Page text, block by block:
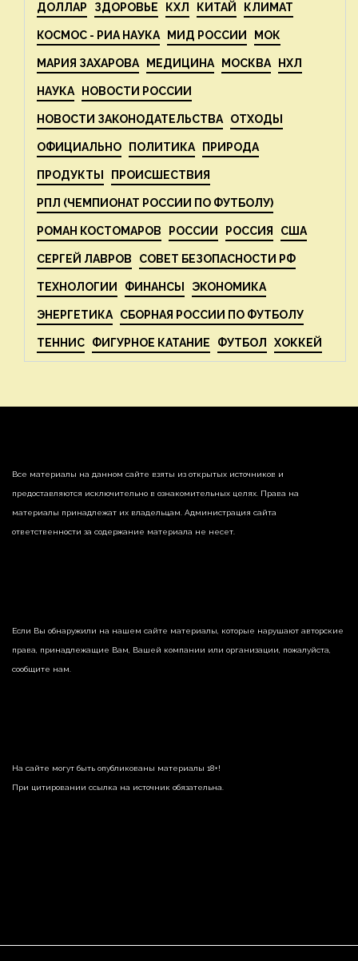
ДОЛЛАР ЗДОРОВЬЕ КХЛ КИТАЙ КЛИМАТ
КОСМОС - РИА НАУКА МИД РОССИИ МОК
МАРИЯ ЗАХАРОВА МЕДИЦИНА МОСКВА НХЛ
НАУКА НОВОСТИ РОССИИ
НОВОСТИ ЗАКОНОДАТЕЛЬСТВА ОТХОДЫ
ОФИЦИАЛЬНО ПОЛИТИКА ПРИРОДА
ПРОДУКТЫ ПРОИСШЕСТВИЯ
РПЛ (ЧЕМПИОНАТ РОССИИ ПО ФУТБОЛУ)
РОМАН КОСТОМАРОВ РОССИИ РОССИЯ США
СЕРГЕЙ ЛАВРОВ СОВЕТ БЕЗОПАСНОСТИ РФ
ТЕХНОЛОГИИ ФИНАНСЫ ЭКОНОМИКА
ЭНЕРГЕТИКА СБОРНАЯ РОССИИ ПО ФУТБОЛУ
ТЕННИС ФИГУРНОЕ КАТАНИЕ ФУТБОЛ ХОККЕЙ
Все материалы на данном сайте взяты из открытых источников и
предоставляются исключительно в ознакомительных целях. Права на
материалы принадлежат их владельцам. Администрация сайта
ответственности за содержание материала не несет.
Если Вы обнаружили на нашем сайте материалы, которые нарушают авторские
права, принадлежащие Вам, Вашей компании или организации, пожалуйста,
сообщите нам.
На сайте могут быть опубликованы материалы 18+!
При цитировании ссылка на источник обязательна.